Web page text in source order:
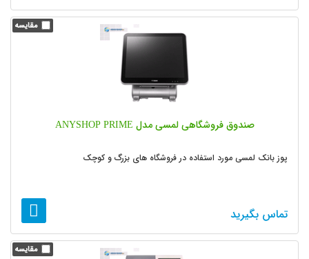
صندوق فروشگاهی لمسی مدل ANYSHOP PRIME
پوز بانک لمسی مورد استفاده در فروشگاه های بزرگ و کوچک
تماس بگیرید